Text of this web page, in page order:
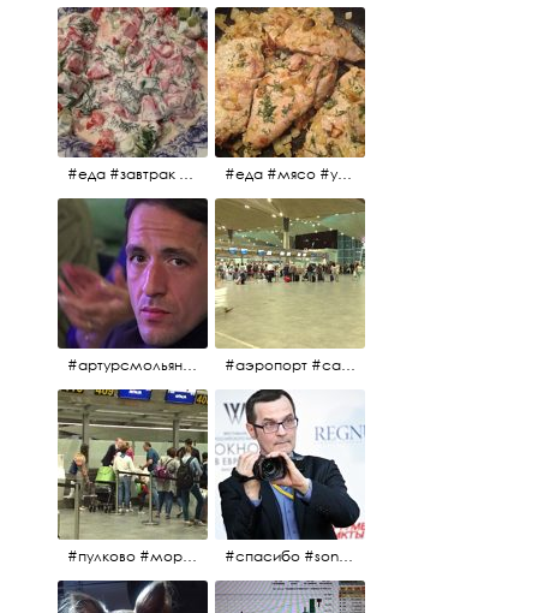
#еда #завтрак #витамины #помидоры #укроп #огурцы #сметана #салат #еда #мясо #утро #завтрак #едакакисточниквдохновения
#артурсмольянинов @melnikovadsh #artursmolyaninov #аэропорт #санктпетербург #пулково #мореморе #моремолнцепесок #дваночи
#пулково #море #песок #лето #морепесоксолнце #дваночи #спасибо #sony #nikon #oknofestivsl @alex_kurov #aplgallery